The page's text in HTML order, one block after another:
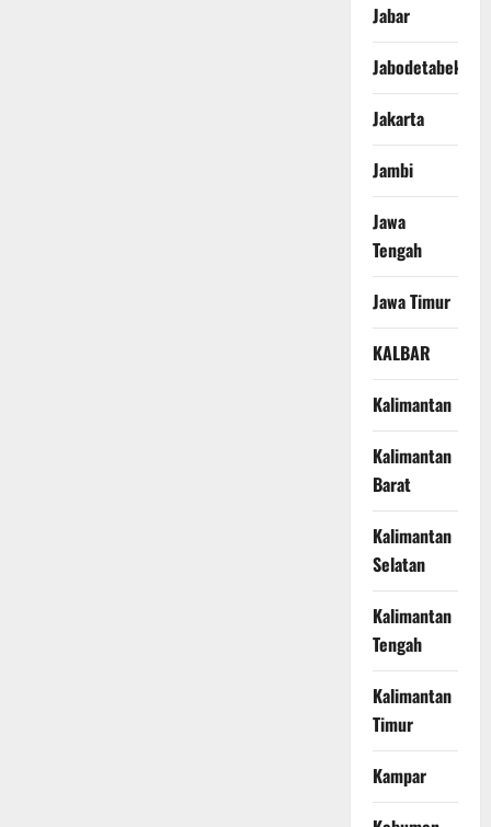
Jabar
Jabodetabek
Jakarta
Jambi
Jawa
Tengah
Jawa Timur
KALBAR
Kalimantan
Kalimantan
Barat
Kalimantan
Selatan
Kalimantan
Tengah
Kalimantan
Timur
Kampar